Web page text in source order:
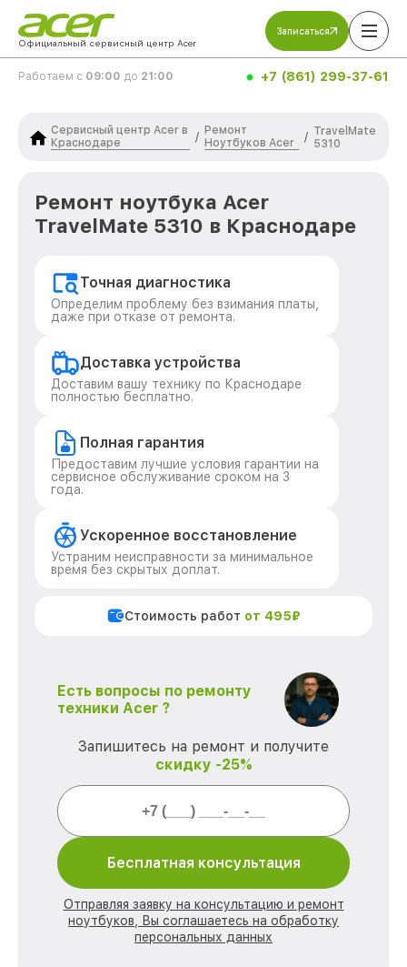
Официальный сервисный центр Acer
Записаться
Работаем с 09:00 до 21:00 +7 (861) 299-37-61
Сервисный центр Acer в
Краснодаре
/
Ремонт
Ноутбуков Acer
/ TravelMate
5310
Ремонт ноутбука Acer
TravelMate 5310 в Краснодаре
Точная диагностика
Определим проблему без взимания платы,
даже при отказе от ремонта.
Доставка устройства
Доставим вашу технику по Краснодаре
полностью бесплатно.
Полная гарантия
Предоставим лучшие условия гарантии на
сервисное обслуживание сроком на 3
года.
Ускоренное восстановление
Устраним неисправности за минимальное
время без скрытых доплат.
Стоимость работ от 495₽
Есть вопросы по ремонту
техники Acer ?
Запишитесь на ремонт и получите
скидку -25%
Бесплатная консультация
Отправляя заявку на консультацию и ремонт
ноутбуков, Вы соглашаетесь на обработку
персональных данных